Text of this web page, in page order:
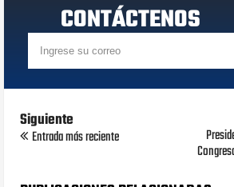
CONTÁCTENOS
Siguiente
Entrada más reciente